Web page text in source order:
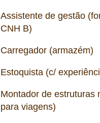
Assistente de gestão
CNH B)
Carregador (armazém)
Estoquista (c/
Montador de estruturas
para viagens)